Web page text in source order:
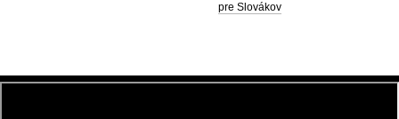
pre Slovákov